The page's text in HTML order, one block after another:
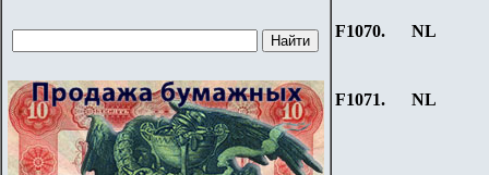
F1070. NL
F1071. NL